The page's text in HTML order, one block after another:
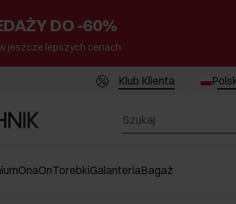
DO -60%
jeszcze lepszych cenach
Klub Klienta
OnaOnTorebkiGalanteriaBagaż